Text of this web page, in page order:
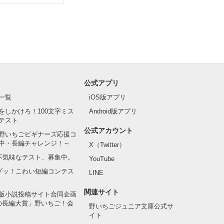
覧
しかけろ！100文字ミス
スト
いちごビギナーズ応援コ
・長編チャレンジ！～
味なテスト、募集中。
ッ！こわい短編コンテス
小説投稿サイト合同企画
長編大賞」野いちご！会
公式アプリ
iOS版アプリ
Android版アプリ
公式アカウント
X（Twitter）
YouTube
LINE
関連サイト
野いちごジュニア文庫公式サ
イト